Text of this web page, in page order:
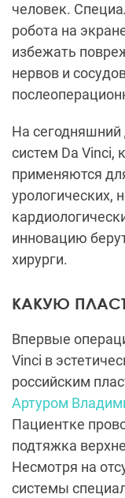
человек.
робота на
избежать
нервов и
На сегодняшний
систем Da Vinci,
применяются
урологических,
инновацию
хирурги.
КАКУЮ
Впервые
Vinci в
российским
Артуром
Пациентке
подтяжка
Несмотря на
системы